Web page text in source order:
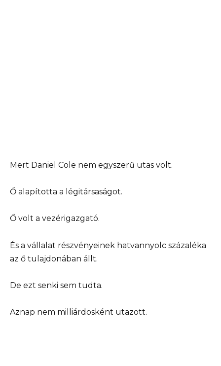
Mert Daniel Cole nem egyszerű utas volt.
Ő alapította a légitársaságot.
Ő volt a vezérigazgató.
És a vállalat részvényeinek hatvannyolc százaléka
az ő tulajdonában állt.
De ezt senki sem tudta.
Aznap nem milliárdosként utazott.